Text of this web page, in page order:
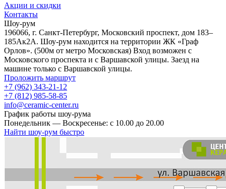
Акции и скидки
Контакты
Шоу-рум
196066, г. Санкт-Петербург, Московский проспект, дом 183–
185Ак2А. Шоу-рум находится на территории ЖК «Граф
Орлов». (500м от метро Московская) Вход возможен с
Московского проспекта и с Варшавской улицы. Заезд на
машине только с Варшавской улицы.
Проложить маршрут
+7 (962) 343-21-12
+7 (812) 985-58-85
info@ceramic-center.ru
График работы шоу-рума
Понедельник — Воскресенье: с 10.00 до 20.00
Найти шоу-рум быстро